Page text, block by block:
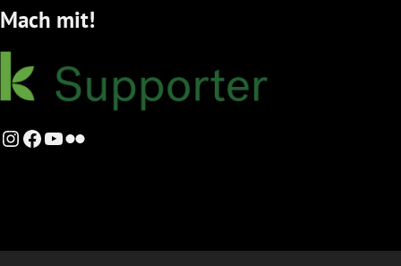
Mach mit!
Instagram
Facebook
YouTube
Flickr